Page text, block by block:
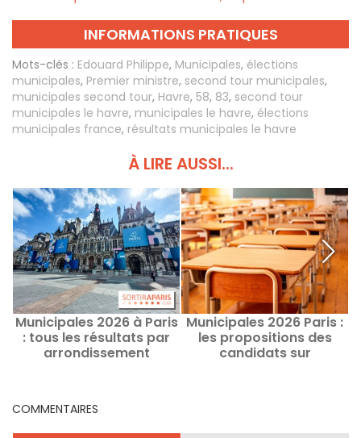
INFORMATIONS PRATIQUES
Mots-clés : Edouard Philippe, Municipales, élections
municipales, Premier ministre, second tour municipales,
municipales second tour, Havre, 58, 83, second tour
municipales le havre, municipales le havre, élections
municipales france, résultats municipales le havre
À LIRE AUSSI...
Municipales 2026 à Paris
: tous les résultats par
arrondissement
Municipales 2026 Paris :
les propositions des
candidats sur
COMMENTAIRES